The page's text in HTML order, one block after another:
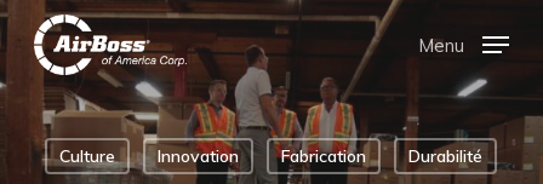
Skip
to
main
content
Menu
Culture Innovation Fabrication Durabilité